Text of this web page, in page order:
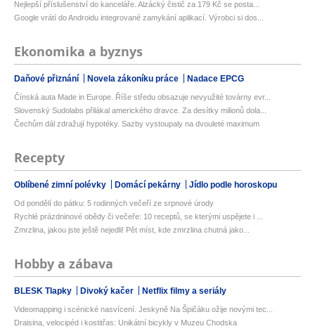
Nejlepší příslušenství do kanceláře. Alzácký čistič za 179 Kč se posta...
Google vrátí do Androidu integrované zamykání aplikací. Výrobci si dos...
Ekonomika a byznys
Daňové přiznání Novela zákoníku práce Nadace EPCG
Čínská auta Made in Europe. Říše středu obsazuje nevyužité továrny evr...
Slovenský Sudolabs přilákal amerického dravce. Za desítky milionů dola...
Čechům dál zdražují hypotéky. Sazby vystoupaly na dvouleté maximum
Recepty
Oblíbené zimní polévky Domácí pekárny Jídlo podle horoskopu
Od pondělí do pátku: 5 rodinných večeří ze srpnové úrody
Rychlé prázdninové obědy či večeře: 10 receptů, se kterými uspějete i ...
Zmrzlina, jakou jste ještě nejedli! Pět míst, kde zmrzlina chutná jako...
Hobby a zábava
BLESK Tlapky Divoký kačer Netflix filmy a seriály
Videomapping i scénické nasvícení. Jeskyně Na Špičáku ožije novými tec...
Draisina, velocipéd i kostitřas: Unikátní bicykly v Muzeu Chodska